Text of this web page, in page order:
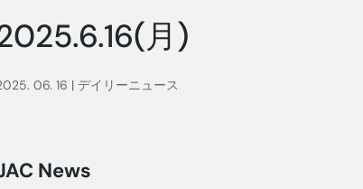
月)
06. 16 | デイリーニュース
News